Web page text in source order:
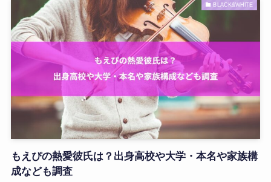
BLACK&WHITE
もえぴの熱愛彼氏は？出身高校や大学・本名や家族構
成なども調査